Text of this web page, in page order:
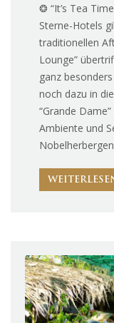
❂ “It’s Tea
Sterne-Hotels
traditionellen
Lounge”
ganz
noch dazu in
“Grande
Ambiente und